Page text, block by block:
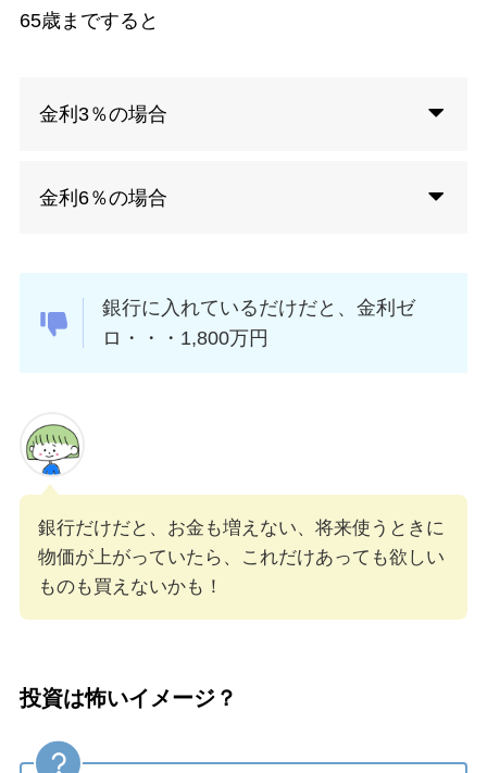
65歳まですると
金利3％の場合
金利6％の場合
銀行に入れているだけだと、金利ゼ
ロ・・・1,800万円
銀行だけだと、お金も増えない、将来使うときに
物価が上がっていたら、これだけあっても欲しい
ものも買えないかも！
投資は怖いイメージ？